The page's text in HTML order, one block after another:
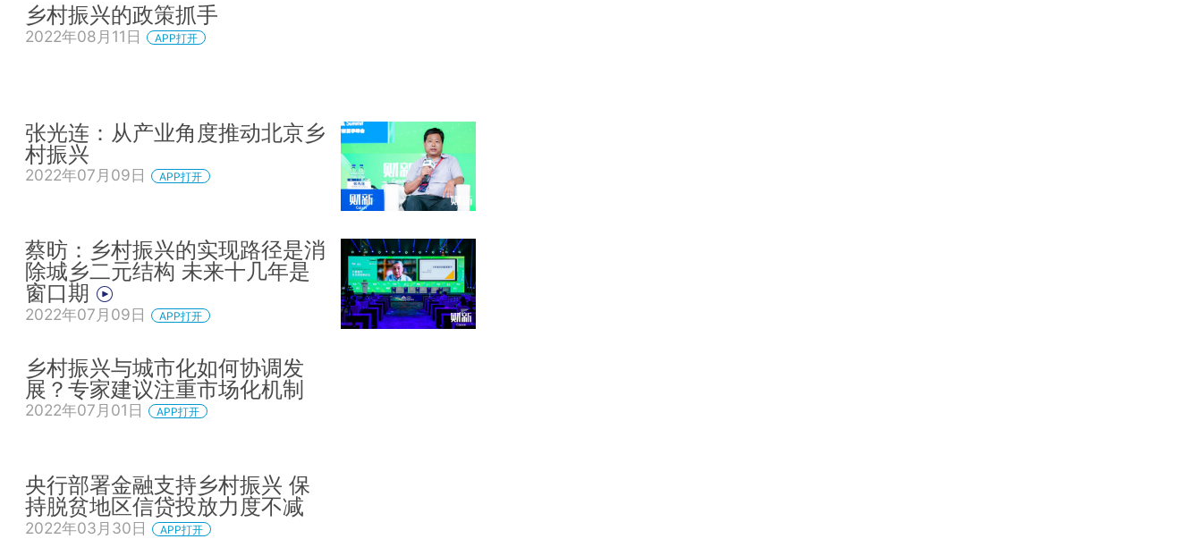
乡村振兴的政策抓手
2022年08月11日 APP打开
张光连：从产业角度推动北京乡
村振兴
2022年07月09日 APP打开
蔡昉：乡村振兴的实现路径是消
除城乡二元结构 未来十几年是
窗口期
2022年07月09日 APP打开
乡村振兴与城市化如何协调发
展？专家建议注重市场化机制
2022年07月01日 APP打开
央行部署金融支持乡村振兴 保
持脱贫地区信贷投放力度不减
2022年03月30日 APP打开